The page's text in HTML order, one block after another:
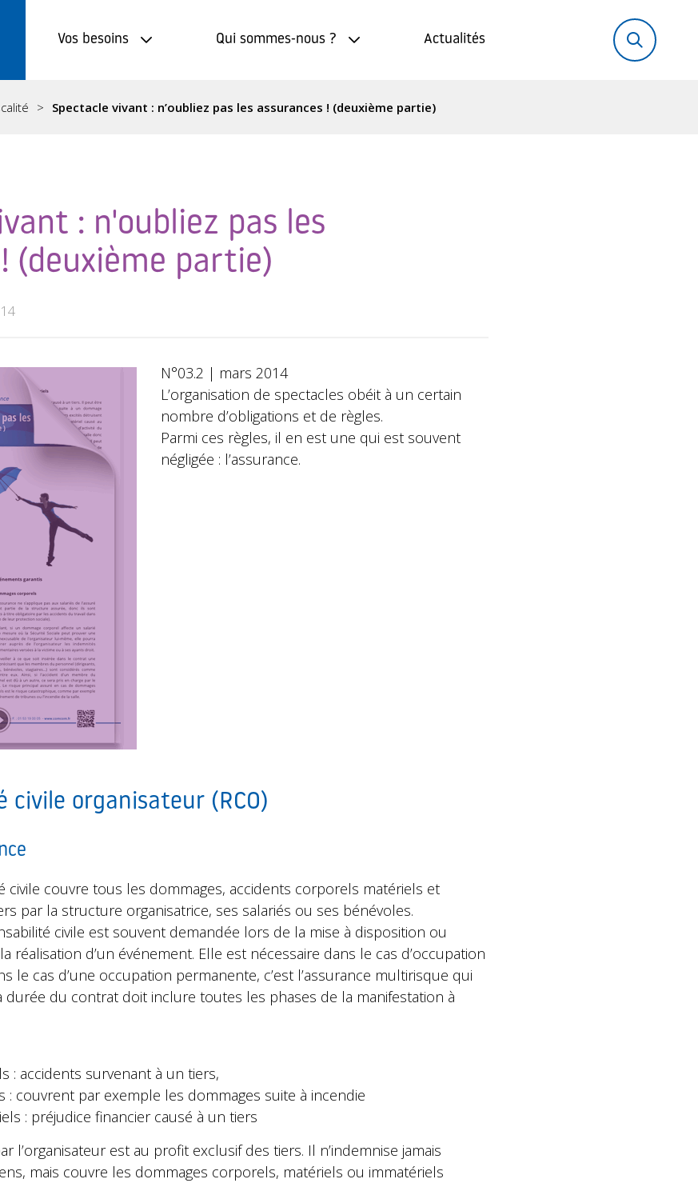
Vos besoins Qui sommes-nous ? Actualités
Rechercher:
Spectacle vivant : n’oubliez pas les assurances ! (deuxième partie)
: n'oubliez pas les
(deuxième partie)
N°03.2 | mars 2014
L’organisation de spectacles obéit à un certain
nombre d’obligations et de règles.
Parmi ces règles, il en est une qui est souvent
négligée : l’assurance.
civile organisateur (RCO)
civile couvre tous les dommages, accidents corporels matériels et
par la structure organisatrice, ses salariés ou ses bénévoles.
civile est souvent demandée lors de la mise à disposition ou
réalisation d’un événement. Elle est nécessaire dans le cas d’occupation
le cas d’une occupation permanente, c’est l’assurance multirisque qui
durée du contrat doit inclure toutes les phases de la manifestation à
: accidents survenant à un tiers,
: couvrent par exemple les dommages suite à incendie
: préjudice financier causé à un tiers
l’organisateur est au profit exclusif des tiers. Il n’indemnise jamais
mais couvre les dommages corporels, matériels ou immatériels